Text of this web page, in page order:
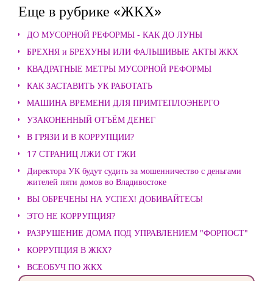
Еще в рубрике «ЖКХ»
ДО МУСОРНОЙ РЕФОРМЫ - КАК ДО ЛУНЫ
БРЕХНЯ и БРЕХУНЫ ИЛИ ФАЛЬШИВЫЕ АКТЫ ЖКХ
КВАДРАТНЫЕ МЕТРЫ МУСОРНОЙ РЕФОРМЫ
КАК ЗАСТАВИТЬ УК РАБОТАТЬ
МАШИНА ВРЕМЕНИ ДЛЯ ПРИМТЕПЛОЭНЕРГО
УЗАКОНЕННЫЙ ОТЪЁМ ДЕНЕГ
В ГРЯЗИ И В КОРРУПЦИИ?
17 СТРАНИЦ ЛЖИ ОТ ГЖИ
Директора УК будут судить за мошенничество с деньгами
жителей пяти домов во Владивостоке
ВЫ ОБРЕЧЕНЫ НА УСПЕХ! ДОБИВАЙТЕСЬ!
ЭТО НЕ КОРРУПЦИЯ?
РАЗРУШЕНИЕ ДОМА ПОД УПРАВЛЕНИЕМ "ФОРПОСТ"
КОРРУПЦИЯ В ЖКХ?
ВСЕОБУЧ ПО ЖКХ